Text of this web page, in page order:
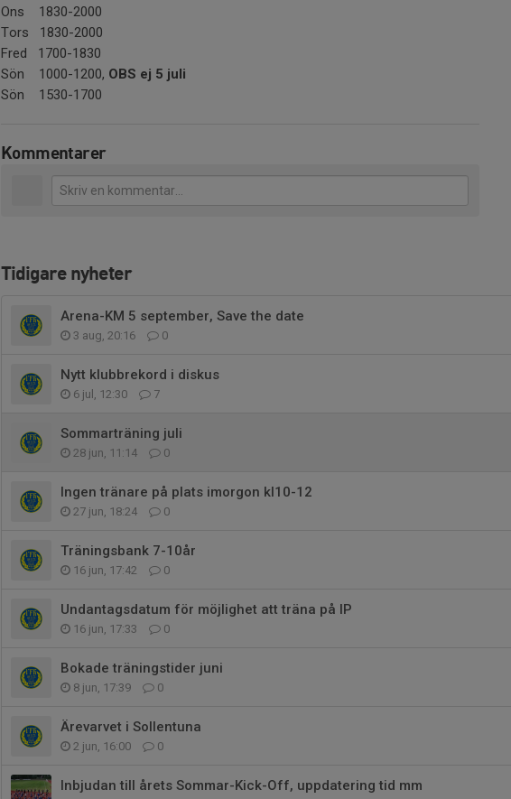
Ons 1830-2000
Tors 1830-2000
Fred 1700-1830
Sön 1000-1200, OBS ej 5 juli
Sön 1530-1700
Kommentarer
Tidigare nyheter
Arena-KM 5 september, Save the date
3 aug, 20:16 0
Nytt klubbrekord i diskus
6 jul, 12:30 7
Sommarträning juli
28 jun, 11:14 0
Ingen tränare på plats imorgon kl10-12
27 jun, 18:24 0
Träningsbank 7-10år
16 jun, 17:42 0
Undantagsdatum för möjlighet att träna på IP
16 jun, 17:33 0
Bokade träningstider juni
8 jun, 17:39 0
Ärevarvet i Sollentuna
2 jun, 16:00 0
Inbjudan till årets Sommar-Kick-Off, uppdatering tid mm